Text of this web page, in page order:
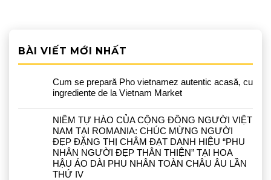
BÀI VIẾT MỚI NHẤT
Cum se prepară Pho vietnamez autentic acasă, cu
ingrediente de la Vietnam Market
NIỀM TỰ HÀO CỦA CỘNG ĐỒNG NGƯỜI VIỆT
NAM TẠI ROMANIA: CHÚC MỪNG NGƯỜI
ĐẸP ĐẶNG THỊ CHÂM ĐẠT DANH HIỆU “PHU
NHÂN NGƯỜI ĐẸP THÂN THIỆN” TẠI HOA
HẬU ÁO DÀI PHU NHÂN TOÀN CHÂU ÂU LẦN
THỨ IV